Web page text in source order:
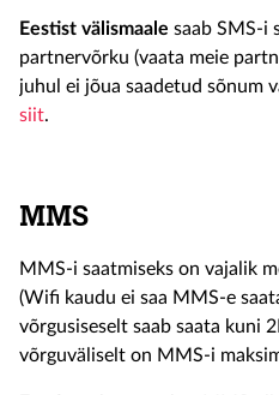
Eestist välismaale saab SMS-i
partnervõrku (vaata meie
juhul ei jõua saadetud sõnum
siit.
MMS
MMS-i saatmiseks on vajalik
(Wifi kaudu ei saa MMS-e
võrgusiseselt saab saata kuni
võrguväliselt on MMS-i